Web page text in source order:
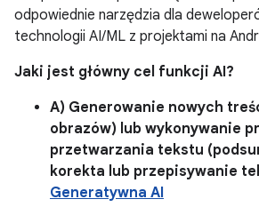
odpowiednie narzędzia dla
technologii AI/ML z projektami na
Jaki jest główny cel funkcji AI?
A) Generowanie nowych
obrazów) lub wykonywanie
przetwarzania tekstu
korekta lub przepisywanie
Generatywna AI